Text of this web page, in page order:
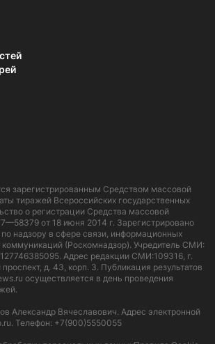
зарегистрированным Средством массовой
тиражей Всероссийских государственных
о регистрации Средства массовой
от 18 июня 2014 г. Зарегистрировано
надзору в сфере связи, информационных
коммуникаций (Роскомнадзор). Учредитель СМИ:
Адрес редакции СМИ:109316, г.
д. 43, корп. 3. Публикация результатов
осуществляется в день проведения
Александр Вячеславович. Адрес электронной
Телефон: +7(900)5550055